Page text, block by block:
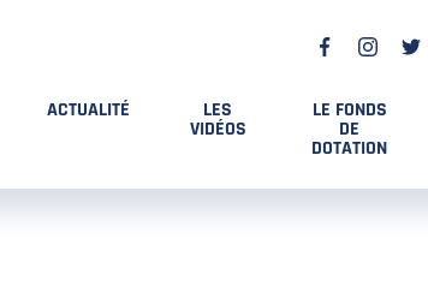
ACTUALITÉ LES
VIDÉOS
LE FONDS
DE
DOTATION